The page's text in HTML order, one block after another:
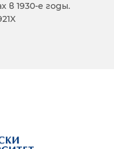
в 1930-е годы.